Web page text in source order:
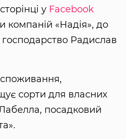
у Facebook
компаній «Надія», до
господарство Радислав
сорти для власних
посадковий